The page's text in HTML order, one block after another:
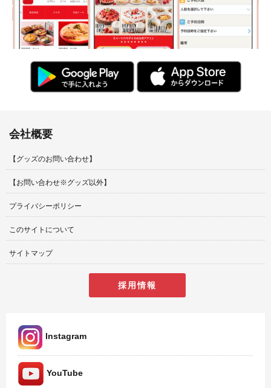
会社概要
【グッズのお問い合わせ】
【お問い合わせ※グッズ以外】
プライバシーポリシー
このサイトについて
サイトマップ
採用情報
Instagram
YouTube